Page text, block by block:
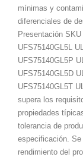
mínimas y
diferenciales de
Presentación
UFS75140GL5L
UFS75140GL5P
UFS75140GL5D
UFS75140GL5T
supera los
propiedades
tolerancia de
especificación. Se
rendimiento del